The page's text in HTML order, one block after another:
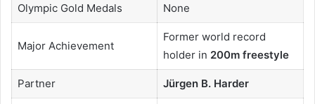
Olympic Gold Medals None
Major Achievement
Former world record
holder in 200m freestyle
Partner Jürgen B. Harder